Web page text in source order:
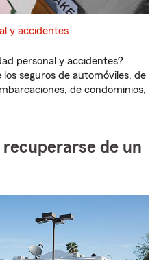
y accidentes
personal y accidentes?
seguros de automóviles, de
de condominios,
de un